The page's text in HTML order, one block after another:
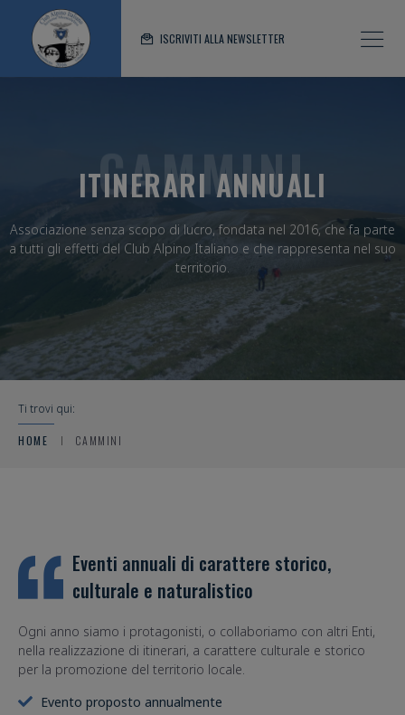
ISCRIVITI ALLA NEWSLETTER
CAMMINI
ITINERARI ANNUALI
Associazione senza scopo di lucro, fondata nel 2016, che fa parte
a tutti gli effetti del Club Alpino Italiano e che rappresenta nel suo
territorio.
Ti trovi qui:
HOME CAMMINI
Eventi annuali di carattere storico,
culturale e naturalistico
Ogni anno siamo i protagonisti, o collaboriamo con altri Enti,
nella realizzazione di itinerari, a carattere culturale e storico
per la promozione del territorio locale.
Evento proposto annualmente